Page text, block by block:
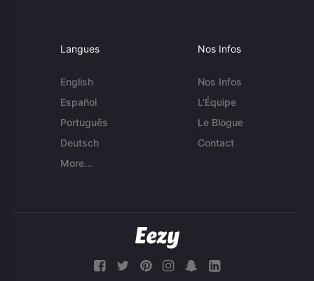
Langues
English
Español
Português
Deutsch
More...
Nos Infos
Nos Infos
L'Équipe
Le Blogue
Contact